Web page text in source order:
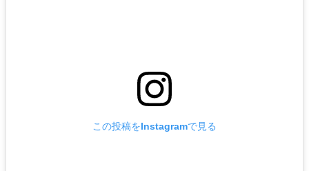
この投稿をInstagramで見る